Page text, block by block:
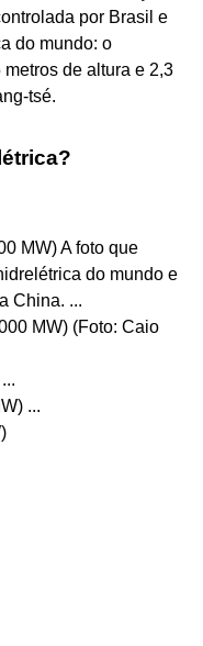
por Brasil e
do mundo: o
de altura e 2,3
tsé.
MW) A foto que
do mundo e
China. ...
MW) (Foto: Caio
...